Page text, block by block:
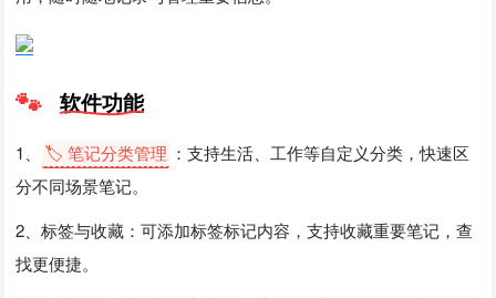
软件功能
1、 🏷️ 笔记分类管理 ：支持生活、工作等自定义分类，快速区
分不同场景笔记。
2、标签与收藏：可添加标签标记内容，支持收藏重要笔记，查
找更便捷。